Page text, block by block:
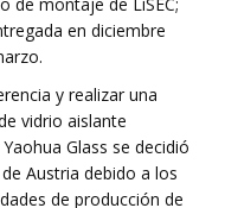
en diciembre
y realizar una
vidrio aislante
Glass se decidió
Austria debido a los
de producción de